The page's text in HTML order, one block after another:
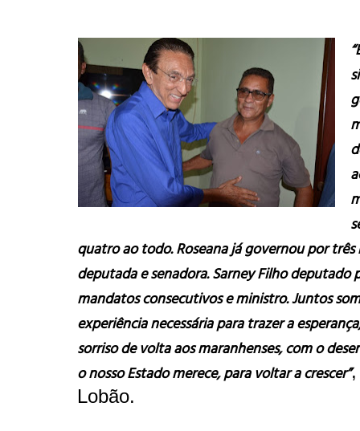
quatro ao todo. Roseana já governou por
deputada e senadora. Sarney Filho deputado
mandatos consecutivos e ministro. Juntos
experiência necessária para trazer a
sorriso de volta aos maranhenses, com o
o nosso Estado merece, para voltar a crescer”
Lobão.